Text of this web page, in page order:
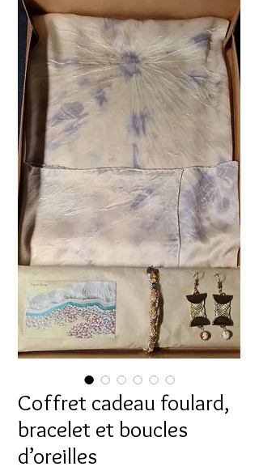
Coffret cadeau foulard,
bracelet et boucles
d’oreilles